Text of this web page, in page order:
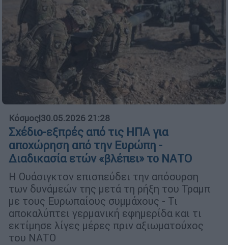
Κόσμος|30.05.2026 21:28
Σχέδιο-εξπρές από τις ΗΠΑ για
αποχώρηση από την Ευρώπη -
Διαδικασία ετών «βλέπει» το ΝΑΤΟ
Η Ουάσιγκτον επισπεύδει την απόσυρση
των δυνάμεών της μετά τη ρήξη του Τραμπ
με τους Ευρωπαίους συμμάχους - Τι
αποκαλύπτει γερμανική εφημερίδα και τι
εκτίμησε λίγες μέρες πριν αξιωματούχος
του ΝΑΤΟ